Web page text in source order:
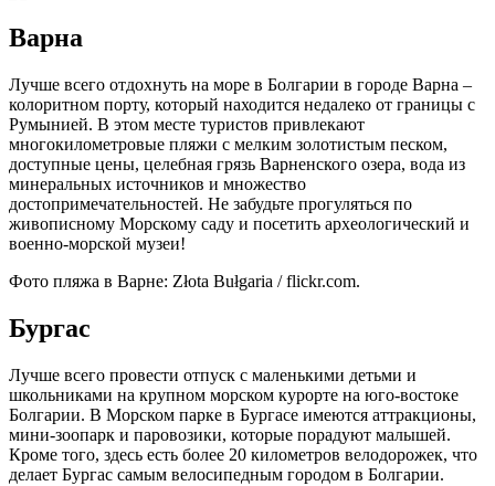
Варна
Лучше всего отдохнуть на море в Болгарии в городе Варна –
колоритном порту, который находится недалеко от границы с
Румынией. В этом месте туристов привлекают
многокилометровые пляжи с мелким золотистым песком,
доступные цены, целебная грязь Варненского озера, вода из
минеральных источников и множество
достопримечательностей. Не забудьте прогуляться по
живописному Морскому саду и посетить археологический и
военно-морской музеи!
Фото пляжа в Варне: Złota Bułgaria / flickr.com.
Бургас
Лучше всего провести отпуск с маленькими детьми и
школьниками на крупном морском курорте на юго-востоке
Болгарии. В Морском парке в Бургасе имеются аттракционы,
мини-зоопарк и паровозики, которые порадуют малышей.
Кроме того, здесь есть более 20 километров велодорожек, что
делает Бургас самым велосипедным городом в Болгарии.